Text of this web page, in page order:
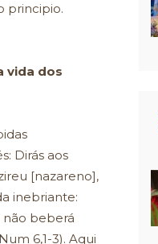
principio.
vida dos
Dirás aos
[nazareno],
inebriante:
beberá
6,1-3). Aqui